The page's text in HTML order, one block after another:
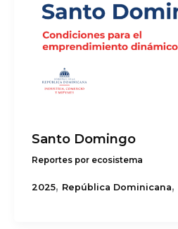
Santo Domingo
Reportes por ecosistema
2025, República Dominicana,